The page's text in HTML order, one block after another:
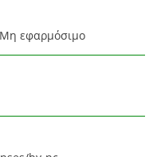
εφαρμόσιμο